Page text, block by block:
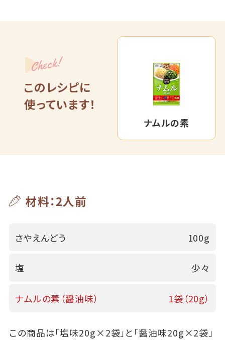
Check!
このレシピに
使っています！
ナムルの素
材料：2人前
さやえんどう 100g
塩 少々
ナムルの素（醤油味） 1袋（20g）
この商品は「塩味20g×2袋」と「醤油味20g×2袋」